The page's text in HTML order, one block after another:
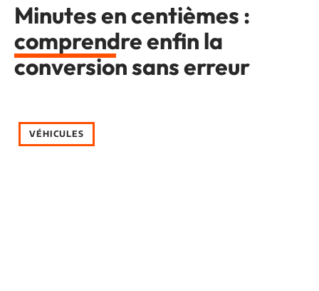
Minutes en centièmes :
comprendre enfin la
conversion sans erreur
VÉHICULES